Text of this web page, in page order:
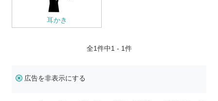
耳かき
全1件中1 - 1件
広告を非表示にする